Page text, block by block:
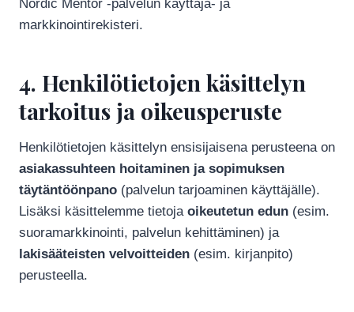
Nordic Mentor -palvelun käyttäjä- ja
markkinointirekisteri.
4. Henkilötietojen käsittelyn
tarkoitus ja oikeusperuste
Henkilötietojen käsittelyn ensisijaisena perusteena on
asiakassuhteen hoitaminen ja sopimuksen
täytäntöönpano (palvelun tarjoaminen käyttäjälle).
Lisäksi käsittelemme tietoja oikeutetun edun (esim.
suoramarkkinointi, palvelun kehittäminen) ja
lakisääteisten velvoitteiden (esim. kirjanpito)
perusteella.